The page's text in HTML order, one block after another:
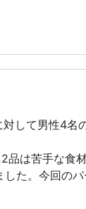
して男性4名
品は苦手な食
た。今回の